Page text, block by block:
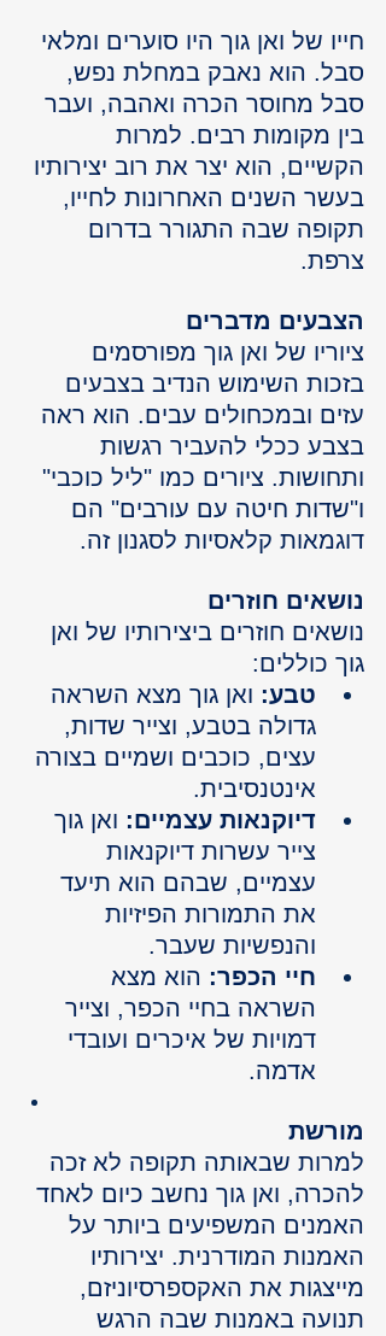
חייו של ואן גוך היו סוערים ומלאי
סבל. הוא נאבק במחלת נפש,
סבל מחוסר הכרה ואהבה, ועבר
בין מקומות רבים. למרות
הקשיים, הוא יצר את רוב יצירותיו
בעשר השנים האחרונות לחייו,
תקופה שבה התגורר בדרום
צרפת.
הצבעים מדברים
ציוריו של ואן גוך מפורסמים
בזכות השימוש הנדיב בצבעים
עזים ובמכחולים עבים. הוא ראה
בצבע ככלי להעביר רגשות
ותחושות. ציורים כמו "ליל כוכבי"
ו"שדות חיטה עם עורבים" הם
דוגמאות קלאסיות לסגנון זה.
נושאים חוזרים
נושאים חוזרים ביצירותיו של ואן
גוך כוללים:
טבע: ואן גוך מצא השראה
גדולה בטבע, וצייר שדות,
עצים, כוכבים ושמיים בצורה
אינטנסיבית.
דיוקנאות עצמיים: ואן גוך
צייר עשרות דיוקנאות
עצמיים, שבהם הוא תיעד
את התמורות הפיזיות
והנפשיות שעבר.
חיי הכפר: הוא מצא
השראה בחיי הכפר, וצייר
דמויות של איכרים ועובדי
אדמה.
מורשת
למרות שבאותה תקופה לא זכה
להכרה, ואן גוך נחשב כיום לאחד
האמנים המשפיעים ביותר על
האמנות המודרנית. יצירותיו
מייצגות את האקספרסיוניזם,
תנועה באמנות שבה הרגש